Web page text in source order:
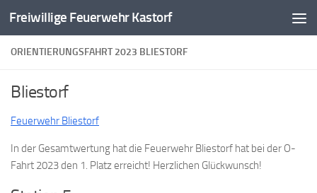
Zum Inhalt springen
Freiwillige Feuerwehr Kastorf
ORIENTIERUNGSFAHRT 2023 BLIESTORF
Bliestorf
Feuerwehr Bliestorf
In der Gesamtwertung hat die Feuerwehr Bliestorf hat bei der O-
Fahrt 2023 den 1. Platz erreicht! Herzlichen Glückwunsch!